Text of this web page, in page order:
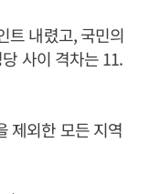
트 내렸고, 국민의
사이 격차는 11.
제외한 모든 지역